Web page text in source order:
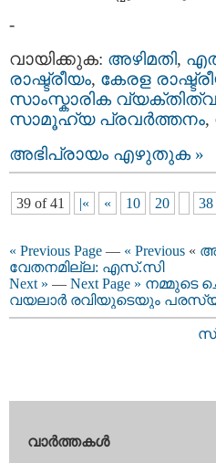
-
വായിക്കുക: അഴിമതി,
രാഷ്ട്രീയം, കേരള
സാംസ്കാരിക
സാമൂഹ്യ പ്രവര്‍ത്തനം,
അഭിപ്രായം എഴുതുക »
39 of 41 |« « 10 20 38
« Previous Page — « Previous «
വേതനമില്ല: എസ്.സി
Next » — Next Page » നമ്മുടെ
വയലാര്‍ രവിയുടെയും
വാര്‍ത്തകള്‍